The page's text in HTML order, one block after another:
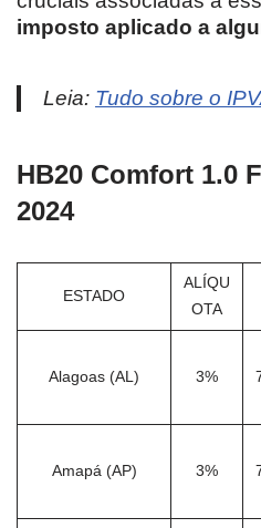
imposto aplicado a
Leia: Tudo sobre o
HB20 Comfort 1.0
2024
ESTADO
ALÍQU
OTA
Alagoas (AL) 3%
Amapá (AP) 3%